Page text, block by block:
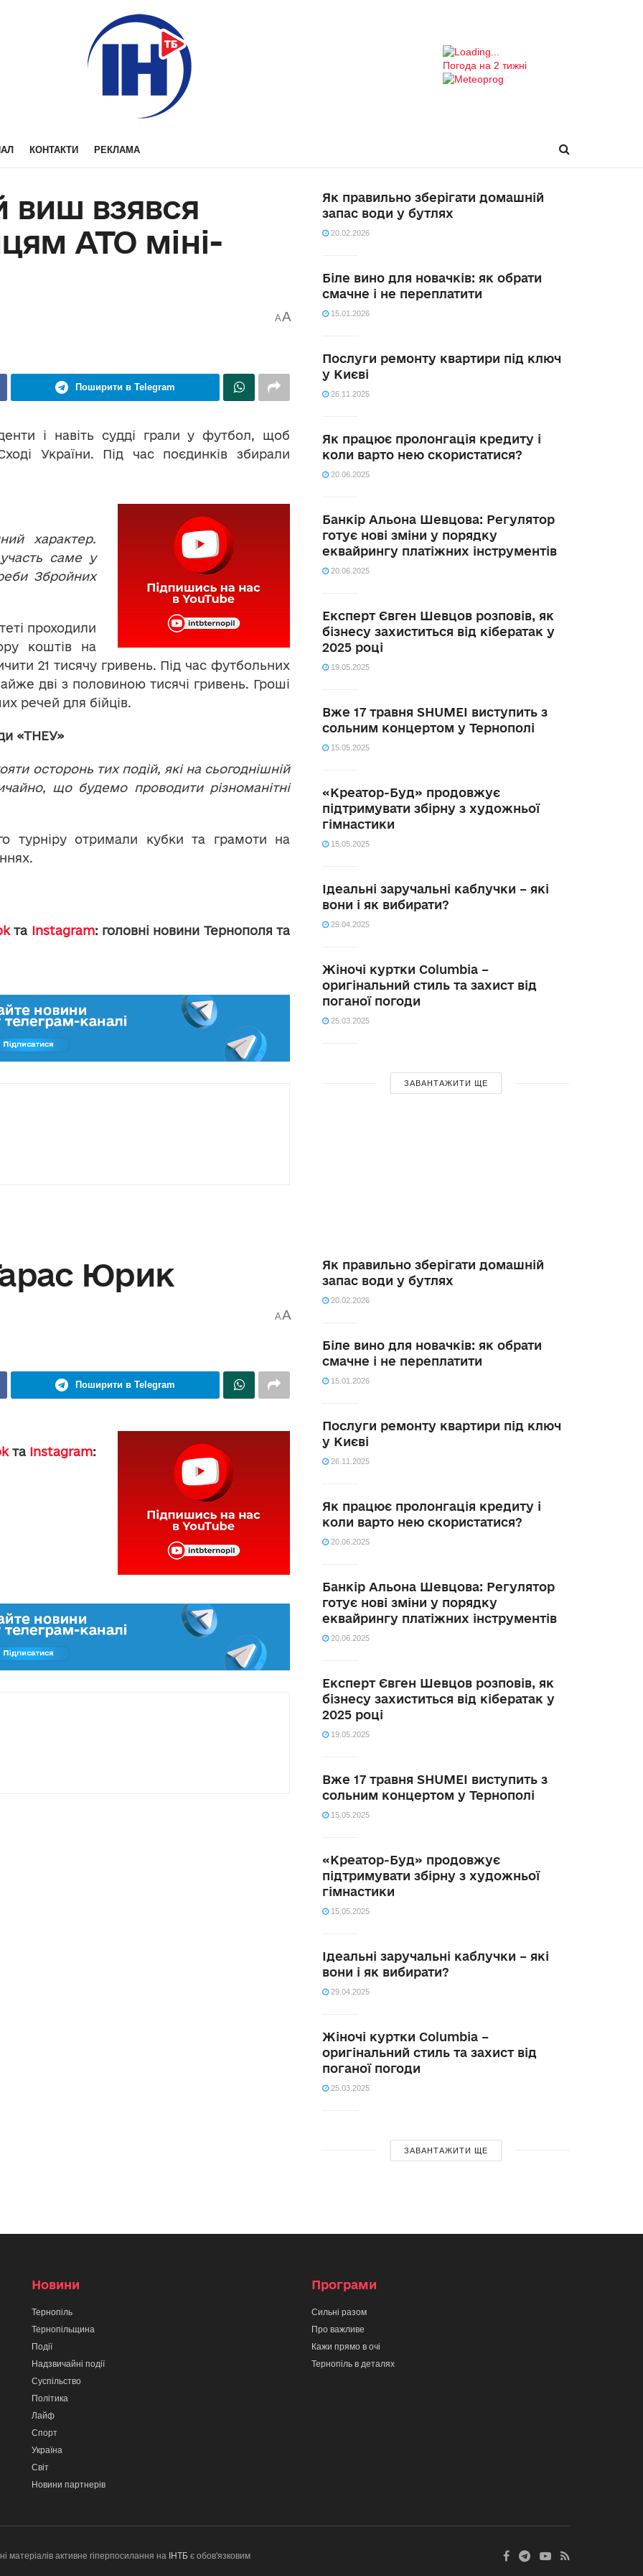
Погода на 2 тижні
КОНТАКТИ РЕКЛАМА
виш взявся
АТО міні-
AA
Поширити в Telegram
і навіть судді грали у футбол, щоб
України. Під час поєдинків збирали
характер.
саме у
Збройних
проходили
коштів на
21 тисячу гривень. Під час футбольних
дві з половиною тисячі гривень. Гроші
речей для бійців.
«ТНЕУ»
осторонь тих подій, які на сьогоднішній
що будемо проводити різноманітні
турніру отримали кубки та грамоти на
та Instagram: головні новини Тернополя та
Як правильно зберігати домашній
запас води у бутлях
20.02.2026
Біле вино для новачків: як обрати
смачне і не переплатити
15.01.2026
Послуги ремонту квартири під ключ
у Києві
26.11.2025
Як працює пролонгація кредиту і
коли варто нею скористатися?
20.06.2025
Банкір Альона Шевцова: Регулятор
готує нові зміни у порядку
еквайрингу платіжних інструментів
20.06.2025
Експерт Євген Шевцов розповів, як
бізнесу захиститься від кібератак у
2025 році
19.05.2025
Вже 17 травня SHUMEI виступить з
сольним концертом у Тернополі
15.05.2025
«Креатор-Буд» продовжує
підтримувати збірну з художньої
гімнастики
15.05.2025
Ідеальні заручальні каблучки – які
вони і як вибирати?
29.04.2025
Жіночі куртки Columbia –
оригінальний стиль та захист від
поганої погоди
25.03.2025
ЗАВАНТАЖИТИ ЩЕ
Юрик
AA
Поширити в Telegram
та Instagram:
Як правильно зберігати домашній
запас води у бутлях
20.02.2026
Біле вино для новачків: як обрати
смачне і не переплатити
15.01.2026
Послуги ремонту квартири під ключ
у Києві
26.11.2025
Як працює пролонгація кредиту і
коли варто нею скористатися?
20.06.2025
Банкір Альона Шевцова: Регулятор
готує нові зміни у порядку
еквайрингу платіжних інструментів
20.06.2025
Експерт Євген Шевцов розповів, як
бізнесу захиститься від кібератак у
2025 році
19.05.2025
Вже 17 травня SHUMEI виступить з
сольним концертом у Тернополі
15.05.2025
«Креатор-Буд» продовжує
підтримувати збірну з художньої
гімнастики
15.05.2025
Ідеальні заручальні каблучки – які
вони і як вибирати?
29.04.2025
Жіночі куртки Columbia –
оригінальний стиль та захист від
поганої погоди
25.03.2025
ЗАВАНТАЖИТИ ЩЕ
Новини
Тернопіль
Тернопільщина
Події
Надзвичайні події
Суспільство
Політика
Лайф
Спорт
Україна
Світ
Новини партнерів
Програми
Сильні разом
Про важливе
Кажи прямо в очі
Тернопіль в деталях
активне гіперпосилання на ІНТБ є обов'язковим